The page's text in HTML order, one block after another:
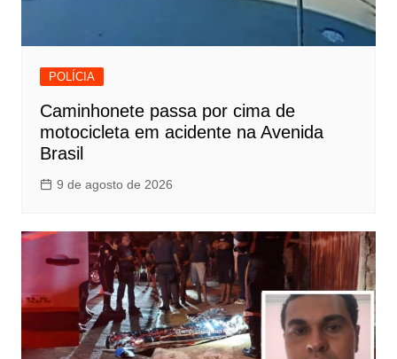
POLÍCIA
Caminhonete passa por cima de
motocicleta em acidente na Avenida
Brasil
9 de agosto de 2026